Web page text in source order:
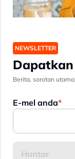
NEWSLETTER
Berita, sorotan
E-mel anda